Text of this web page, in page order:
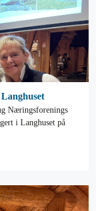
Næringsforenings
i Langhuset på